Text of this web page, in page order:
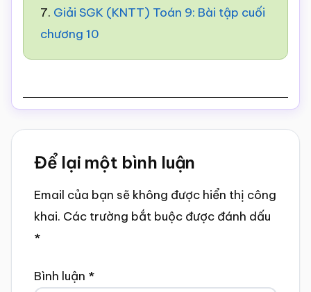
7. Giải SGK (KNTT) Toán 9: Bài tập cuối
chương 10
Reader
Interactions
Để lại một bình luận
Email của bạn sẽ không được hiển thị công
khai. Các trường bắt buộc được đánh dấu
*
Bình luận *